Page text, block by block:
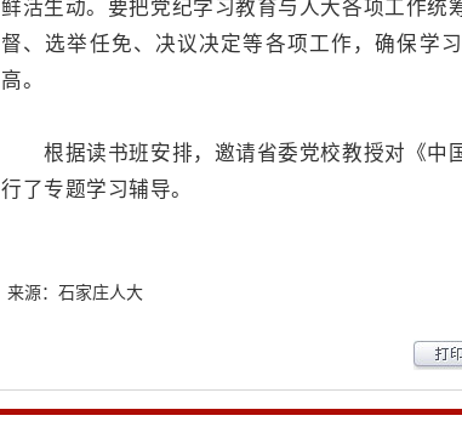
鲜活生动。要把党纪学习教育与人大各项工作统
督、选举任免、决议决定等各项工作，确保学
高。
根据读书班安排，邀请省委党校教授对《中
行了专题学习辅导。
来源：石家庄人大